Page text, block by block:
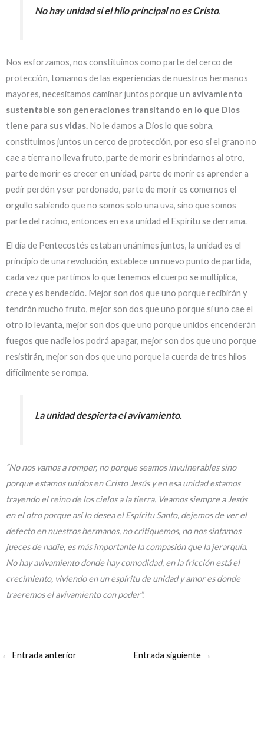
No hay unidad si el hilo principal no es Cristo.
Nos esforzamos, nos constituimos como parte del cerco de
protección, tomamos de las experiencias de nuestros hermanos
mayores, necesitamos caminar juntos porque un avivamiento
sustentable son generaciones transitando en lo que Dios
tiene para sus vidas. No le damos a Dios lo que sobra,
constituimos juntos un cerco de protección, por eso si el grano no
cae a tierra no lleva fruto, parte de morir es brindarnos al otro,
parte de morir es crecer en unidad, parte de morir es aprender a
pedir perdón y ser perdonado, parte de morir es comernos el
orgullo sabiendo que no somos solo una uva, sino que somos
parte del racimo, entonces en esa unidad el Espíritu se derrama.
El día de Pentecostés estaban unánimes juntos, la unidad es el
principio de una revolución, establece un nuevo punto de partida,
cada vez que partimos lo que tenemos el cuerpo se multiplica,
crece y es bendecido. Mejor son dos que uno porque recibirán y
tendrán mucho fruto, mejor son dos que uno porque si uno cae el
otro lo levanta, mejor son dos que uno porque unidos encenderán
fuegos que nadie los podrá apagar, mejor son dos que uno porque
resistirán, mejor son dos que uno porque la cuerda de tres hilos
difícilmente se rompa.
La unidad despierta el avivamiento.
“No nos vamos a romper, no porque seamos invulnerables sino
porque estamos unidos en Cristo Jesús y en esa unidad estamos
trayendo el reino de los cielos a la tierra. Veamos siempre a Jesús
en el otro porque así lo desea el Espíritu Santo, dejemos de ver el
defecto en nuestros hermanos, no critiquemos, no nos sintamos
jueces de nadie, es más importante la compasión que la jerarquía.
No hay avivamiento donde hay comodidad, en la fricción está el
crecimiento, viviendo en un espíritu de unidad y amor es donde
traeremos el avivamiento con poder”.
← Entrada anterior Entrada siguiente →